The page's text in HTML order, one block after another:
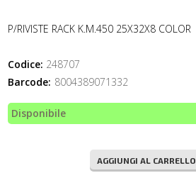
P/RIVISTE RACK K.M.450 25X32X8 COLOR
Codice: 248707
Barcode: 8004389071332
Disponibile
AGGIUNGI AL CARRELLO